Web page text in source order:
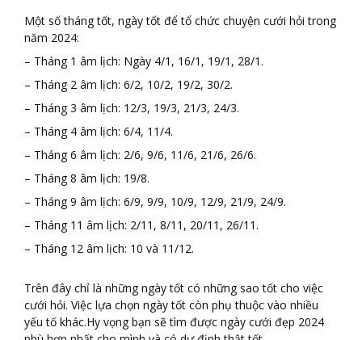
Một số tháng tốt, ngày tốt để tổ chức chuyện cưới hỏi trong
năm 2024:
– Tháng 1 âm lịch: Ngày 4/1, 16/1, 19/1, 28/1.
– Tháng 2 âm lịch: 6/2, 10/2, 19/2, 30/2.
– Tháng 3 âm lịch: 12/3, 19/3, 21/3, 24/3.
– Tháng 4 âm lịch: 6/4, 11/4.
– Tháng 6 âm lịch: 2/6, 9/6, 11/6, 21/6, 26/6.
– Tháng 8 âm lịch: 19/8.
– Tháng 9 âm lịch: 6/9, 9/9, 10/9, 12/9, 21/9, 24/9.
– Tháng 11 âm lịch: 2/11, 8/11, 20/11, 26/11.
– Tháng 12 âm lịch: 10 và 11/12.
Trên đây chỉ là những ngày tốt có những sao tốt cho việc
cưới hỏi. Việc lựa chọn ngày tốt còn phụ thuộc vào nhiều
yếu tố khác.Hy vọng bạn sẽ tìm được ngày cưới đẹp 2024